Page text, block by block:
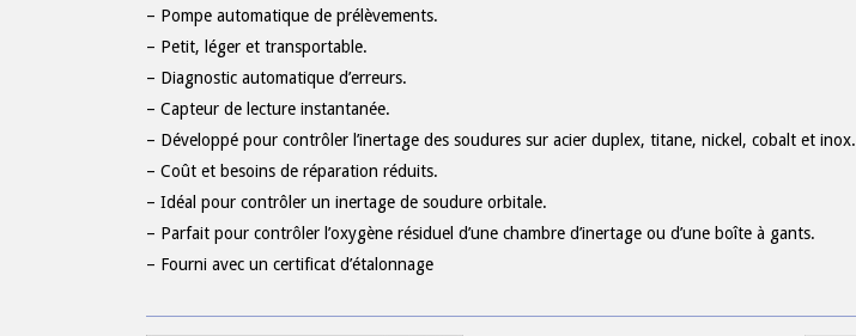
– Pompe automatique de prélèvements.
– Petit, léger et transportable.
– Diagnostic automatique d’erreurs.
– Capteur de lecture instantanée.
– Développé pour contrôler l’inertage des soudures sur acier duplex, titane, nickel, cobalt et inox.
– Coût et besoins de réparation réduits.
– Idéal pour contrôler un inertage de soudure orbitale.
– Parfait pour contrôler l’oxygène résiduel d’une chambre d’inertage ou d’une boîte à gants.
– Fourni avec un certificat d’étalonnage